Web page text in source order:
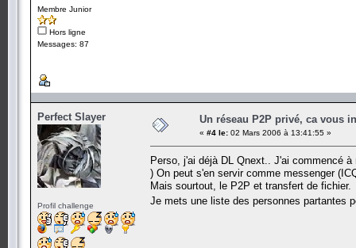
Membre Junior
Hors ligne
Messages: 87
Perfect Slayer
Profil challenge
Un réseau P2P privé, ca vous
« #4 le: 02 Mars 2006 à 13:41:55 »
Perso, j'ai déjà DL Qnext.. J'ai commencé
) On peut s'en servir comme messenger
Mais sourtout, le P2P et transfert de fichier.
Je mets une liste des personnes partantes